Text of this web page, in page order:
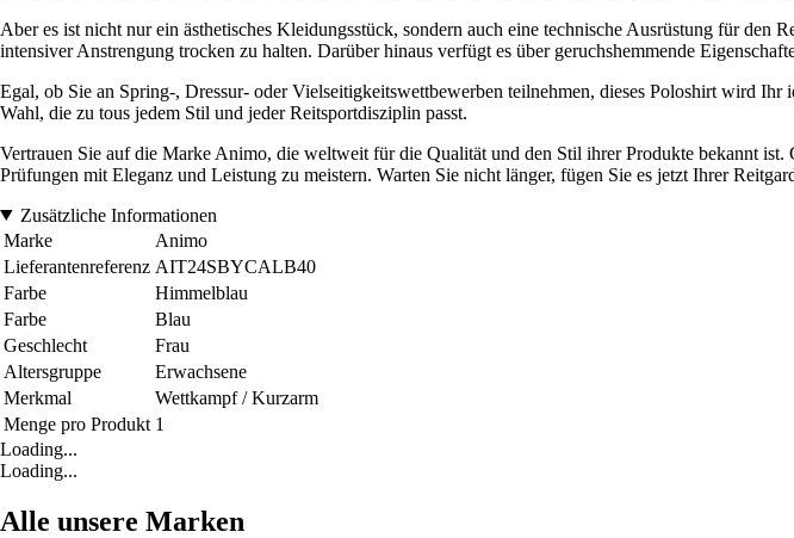
Aber es ist nicht nur ein ästhetisches Kleidungsstück, sondern auch eine technische Ausrüstung für
intensiver Anstrengung trocken zu halten. Darüber hinaus verfügt es über geruchshemmende
Egal, ob Sie an Spring-, Dressur- oder Vielseitigkeitswettbewerben teilnehmen, dieses Poloshirt wird
Wahl, die zu tous jedem Stil und jeder Reitsportdisziplin passt.
Vertrauen Sie auf die Marke Animo, die weltweit für die Qualität und den Stil ihrer Produkte bekannt
Prüfungen mit Eleganz und Leistung zu meistern. Warten Sie nicht länger, fügen Sie es jetzt Ihrer
Zusätzliche Informationen
Marke
Animo
Lieferantenreferenz AIT24SBYCALB40
Farbe
Himmelblau
Farbe
Blau
Geschlecht
Frau
Altersgruppe
Erwachsene
Merkmal
Wettkampf / Kurzarm
Menge pro Produkt 1
Loading...
Loading...
Alle unsere Marken